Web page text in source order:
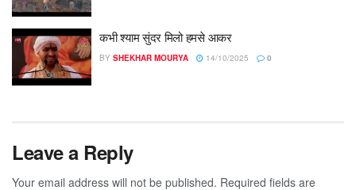
कभी श्याम सुंदर मिलो हमसे आकर
BY SHEKHAR MOURYA 14/10/2025 0
Leave a Reply
Your email address will not be published. Required fields are